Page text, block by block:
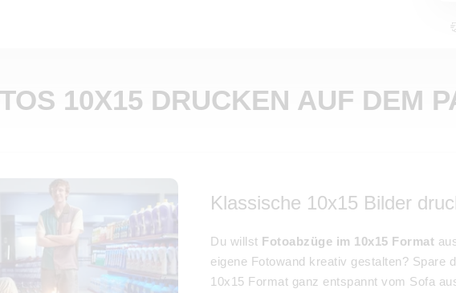
10X15 DRUCKEN AUF DEM
Klassische 10x15 Bilder
Du willst Fotoabzüge im 10x15 Format
eigene Fotowand kreativ gestalten? Spare
10x15 Format ganz entspannt vom Sofa